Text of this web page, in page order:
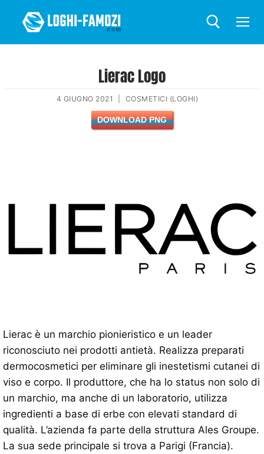
Lierac Logo
4 GIUGNO 2021 COSMETICI (LOGHI)
DOWNLOAD PNG
Lierac è un marchio pionieristico e un leader
riconosciuto nei prodotti antietà. Realizza preparati
dermocosmetici per eliminare gli inestetismi cutanei di
viso e corpo. Il produttore, che ha lo status non solo di
un marchio, ma anche di un laboratorio, utilizza
ingredienti a base di erbe con elevati standard di
qualità. L’azienda fa parte della struttura Ales Groupe.
La sua sede principale si trova a Parigi (Francia).